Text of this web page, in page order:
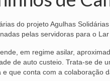
do projeto Agulhas
pelas servidoras para o
em regime asilar,
de auto custeio. Trata-se de
e que conta com a colaboração